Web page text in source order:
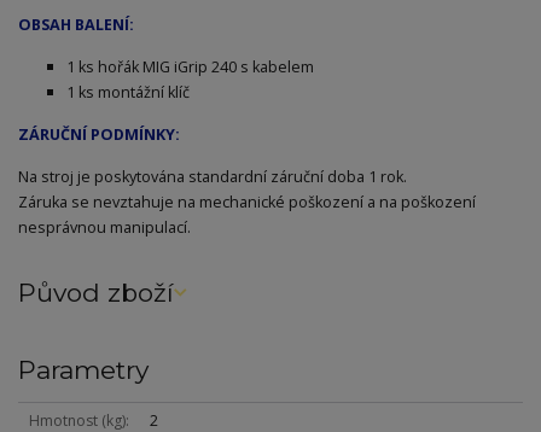
OBSAH BALENÍ:
1 ks hořák MIG iGrip 240 s kabelem
1 ks montážní klíč
ZÁRUČNÍ PODMÍNKY:
Na stroj je poskytována standardní záruční doba 1 rok.
Záruka se nevztahuje na mechanické poškození a na poškození
nesprávnou manipulací.
Původ zboží
Parametry
Hmotnost (kg)
2